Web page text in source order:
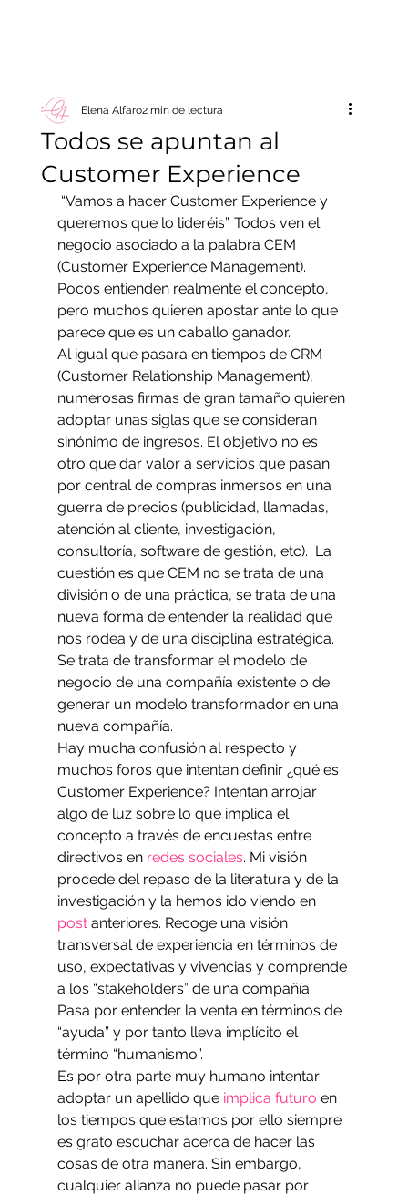
Todos se apuntan al
Customer Experience
Elena Alfaro2 min de lectura
queremos que lo lideréis”. Todos ven el
negocio asociado a la palabra CEM
(Customer Experience Management).
Pocos entienden realmente el concepto,
pero muchos quieren apostar ante lo que
parece que es un caballo ganador.
Al igual que pasara en tiempos de CRM
(Customer Relationship Management),
numerosas firmas de gran tamaño quieren
adoptar unas siglas que se consideran
sinónimo de ingresos. El objetivo no es
otro que dar valor a servicios que pasan
por central de compras inmersos en una
guerra de precios (publicidad, llamadas,
atención al cliente, investigación,
consultoría, software de gestión, etc).  La
cuestión es que CEM no se trata de una
división o de una práctica, se trata de una
nueva forma de entender la realidad que
nos rodea y de una disciplina estratégica.
Se trata de transformar el modelo de
negocio de una compañía existente o de
generar un modelo transformador en una
nueva compañía.
Hay mucha confusión al respecto y
muchos foros que intentan definir ¿qué es
Customer Experience? Intentan arrojar
algo de luz sobre lo que implica el
concepto a través de encuestas entre
directivos en redes sociales. Mi visión
procede del repaso de la literatura y de la
investigación y la hemos ido viendo en
post anteriores. Recoge una visión
transversal de experiencia en términos de
uso, expectativas y vivencias y comprende
a los “stakeholders” de una compañía.
Pasa por entender la venta en términos de
“ayuda” y por tanto lleva implícito el
término “humanismo”.
Es por otra parte muy humano intentar
adoptar un apellido que implica futuro en
los tiempos que estamos por ello siempre
es grato escuchar acerca de hacer las
cosas de otra manera. Sin embargo,
cualquier alianza no puede pasar por